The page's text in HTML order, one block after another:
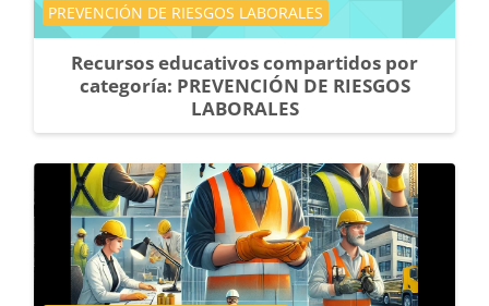
Recursos educativos compartidos por
categoría: PREVENCIÓN DE RIESGOS
LABORALES
Categoría de cursos
PREVENCIÓN DE RIESGOS LABORALES